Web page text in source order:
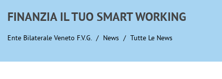
FINANZIA IL TUO SMART WORKING
Ente Bilaterale Veneto F.V.G. News Tutte Le News